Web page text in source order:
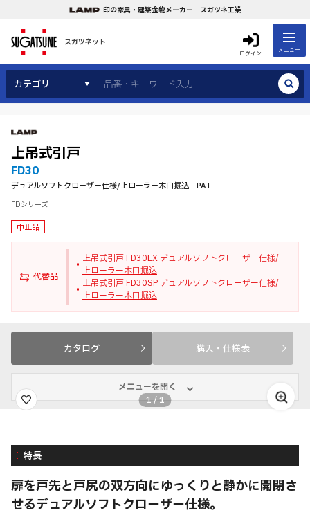
印の家具・建築金物メーカー｜スガツネ工業
スガツネット
ログイン メニュー
カテゴリ
上吊式引戸
FD30
デュアルソフトクローザー仕様/上ローラー木口掘込 PAT
FDシリーズ
中止品
代替品
上吊式引戸 FD30EX デュアルソフトクローザー仕様/
上ローラー木口掘込
上吊式引戸 FD30SP デュアルソフトクローザー仕様/
上ローラー木口掘込
カタログ 購入・仕様表
メニューを開く
1 /1
特長
扉を戸先と戸尻の双方向にゆっくりと静かに開閉さ
せるデュアルソフトクローザー仕様。